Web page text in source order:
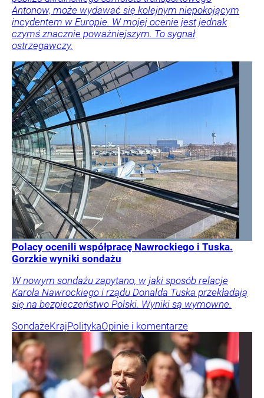
Antonow, może wydawać się kolejnym niepokojącym
incydentem w Europie. W mojej ocenie jest jednak
czymś znacznie poważniejszym. To sygnał
ostrzegawczy.
Polacy ocenili współpracę Nawrockiego i Tuska.
Gorzkie wyniki sondażu
W nowym sondażu zapytano, w jaki sposób relacje
Karola Nawrockiego i rządu Donalda Tuska przekładają
się na bezpieczeństwo Polski. Wyniki są wymowne.
SondażeKrajPolitykaOpinie i komentarze